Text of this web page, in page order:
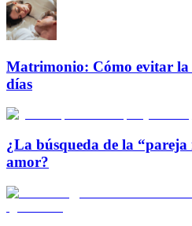
Matrimonio: Cómo evitar la
días
¿La búsqueda de la
amor?